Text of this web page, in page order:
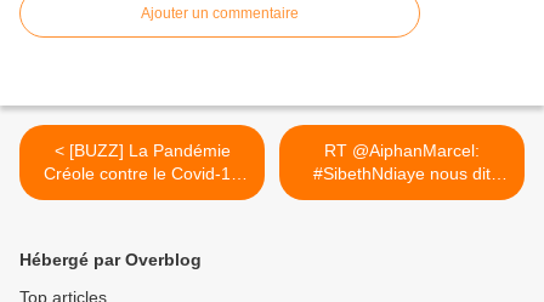
Ajouter un commentaire
< [BUZZ] La Pandémie
Créole contre le Covid-19
-...
RT @AiphanMarcel:
#SibethNdiaye nous dit
qu’on... >
Hébergé par Overblog
Top articles